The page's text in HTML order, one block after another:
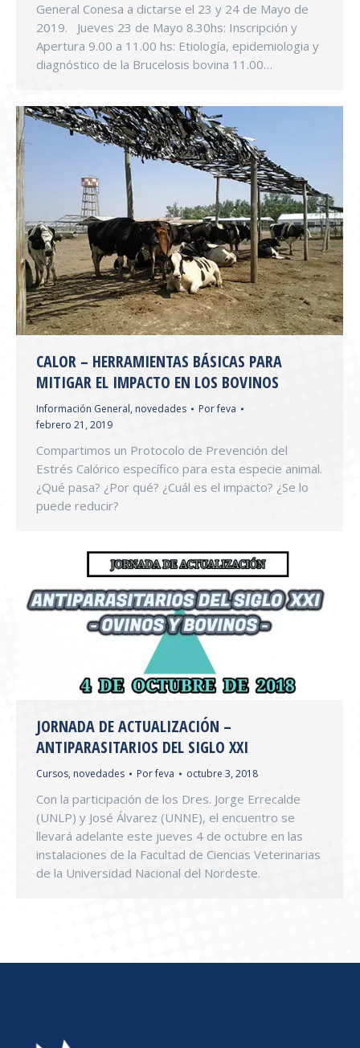
General Conesa a dictarse el 23 y 24 de Mayo de
2019. Jueves 23 de Mayo 8.30hs: Inscripción y
Apertura 9.00 a 11.00 hs: Etiología, epidemiologia y
diagnóstico de la Brucelosis bovina 11.00…
CALOR – HERRAMIENTAS BÁSICAS PARA
MITIGAR EL IMPACTO EN LOS BOVINOS
Información General, novedades Porfeva
febrero 21, 2019
Compartimos un Protocolo de Prevención del
Estrés Calórico específico para esta especie animal.
¿Qué pasa? ¿Por qué? ¿Cuál es el impacto? ¿Se lo
puede reducir?
JORNADA DE ACTUALIZACIÓN –
ANTIPARASITARIOS DEL SIGLO XXI
Cursos, novedades Porfeva octubre 3, 2018
Con la participación de los Dres. Jorge Errecalde
(UNLP) y José Álvarez (UNNE), el encuentro se
llevará adelante este jueves 4 de octubre en las
instalaciones de la Facultad de Ciencias Veterinarias
de la Universidad Nacional del Nordeste.